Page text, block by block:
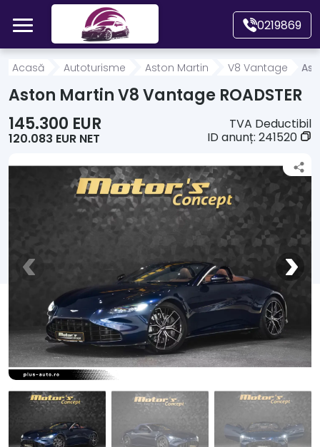
Mergi direct la conținutul principal
0219869
Acasă
Autoutilitare
Alte tipuri vehicule
Despre Noi
Contact
Acasă Autoturisme Aston Martin V8 Vantage
Aston Martin V8 Vantage ROADSTER
145.300 EUR
120.083 EUR NET
TVA Deductibil
ID anunț: 241520